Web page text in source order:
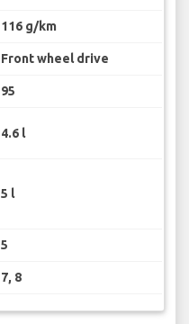
116 g/km
Front wheel drive
95
4.6 l
5 l
5
7, 8